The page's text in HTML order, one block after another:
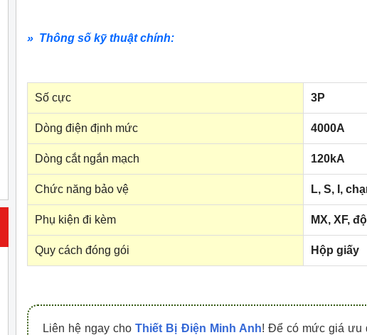
HDPZ50PR24IP30F
HDPZ50PR18IP30F
» Thông số kỹ thuật chính:
Số cực 3P
Dòng điện định mức 4000A
Dòng cắt ngắn mạch 120kA
Chức năng bảo vệ L, S, I,
Phụ kiện đi kèm MX, XF,
Quy cách đóng gói Hộp giấy
Liên hệ ngay choThiết Bị Điện Minh Anh! Để có mức giá ưu